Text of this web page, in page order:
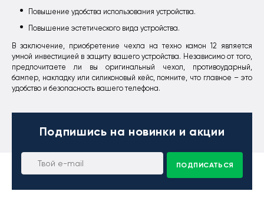
Повышение удобства использования устройства.
Повышение эстетического вида устройства.
В заключение, приобретение чехла на техно камон 12 является
умной инвестицией в защиту вашего устройства. Независимо от того,
предпочитаете ли вы оригинальный чехол, противоударный,
бампер, накладку или силиконовый кейс, помните, что главное – это
удобство и безопасность вашего телефона.
Подпишись на новинки и акции
ПОДПИСАТЬСЯ